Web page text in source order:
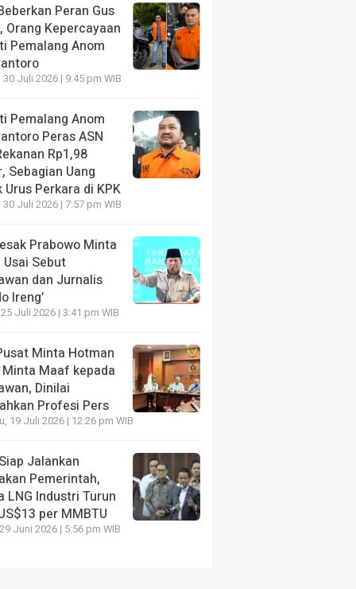
Peran Gus
Orang Kepercayaan
Pemalang Anom
30 Juli 2026 | 9:45 pm WIB
Pemalang Anom
Peras ASN
Rp1,98
Sebagian Uang
Urus Perkara di KPK
30 Juli 2026 | 7:57 pm WIB
Prabowo Minta
Sebut
dan Jurnalis
Ireng’
Juli 2026 | 3:41 pm WIB
Minta Hotman
Maaf kepada
Dinilai
Profesi Pers
19 Juli 2026 | 12:26 pm WIB
Jalankan
Pemerintah,
LNG Industri Turun
per MMBTU
Juni 2026 | 5:56 pm WIB